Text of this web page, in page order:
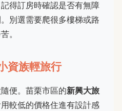
得訂房時確認是否有無障
別選需要爬很多樓梯或路
。
資族輕旅行
便。苗栗市區的新興大旅
較低的價格住進有設計感